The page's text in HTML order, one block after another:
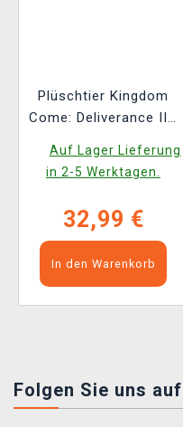
Plüschtier Kingdom
Come: Deliverance II -
Auf Lager Lieferung
in 2-5 Werktagen.
32,99 €
In den Warenkorb
Folgen Sie uns